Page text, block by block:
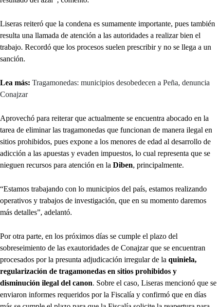
Liseras reiteró que la condena es sumamente importante, pues también
resulta una llamada de atención a las autoridades a realizar bien el
trabajo. Recordó que los procesos suelen prescribir y no se llega a un
sanción.
Lea más: Tragamonedas: municipios desobedecen a Peña, denuncia
Conajzar
Aprovechó para reiterar que actualmente se encuentra abocado en la
tarea de eliminar las tragamonedas que funcionan de manera ilegal en
sitios prohibidos, pues expone a los menores de edad al desarrollo de
adicción a las apuestas y evaden impuestos, lo cual representa que se
nieguen recursos para atención en la Diben, principalmente.
“Estamos trabajando con lo municipios del país, estamos realizando
operativos y trabajos de investigación, que en su momento daremos
más detalles”, adelantó.
Por otra parte, en los próximos días se cumple el plazo del
sobreseimiento de las exautoridades de Conajzar que se encuentran
procesados por la presunta adjudicación irregular de la quiniela,
regularización de tragamonedas en sitios prohibidos y
disminución ilegal del canon. Sobre el caso, Liseras mencionó que se
enviaron informes requeridos por la Fiscalía y confirmó que en días